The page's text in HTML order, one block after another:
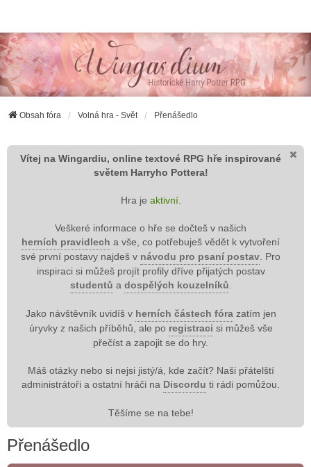
Wingardium RPG
Obsah fóra Volná hra - Svět Přenášedlo
Vítej na Wingardiu, online textové RPG hře inspirované
světem Harryho Pottera!
Hra je aktivní.
Veškeré informace o hře se dočteš v našich
herních pravidlech a vše, co potřebuješ vědět k vytvoření
své první postavy najdeš v návodu pro psaní postav. Pro
inspiraci si můžeš projít profily dříve přijatých postav
studentů a dospělých kouzelníků.
Jako návštěvník uvidíš v herních částech fórazatím jen
úryvky z našich příběhů, ale po registraci si můžeš vše
přečíst a zapojit se do hry.
Máš otázky nebo si nejsi jistý/á, kde začít? Naši přátelští
administrátoři a ostatní hráči na Discordu ti rádi pomůžou.
Těšíme se na tebe!
Přenášedlo